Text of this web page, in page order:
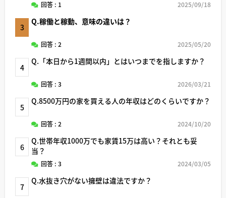
回答 : 1 2025/09/18
3
Q.稼働と稼動、意味の違いは？
回答 : 2 2025/05/20
4
Q.「本日から1週間以内」とはいつまでを指しますか？
回答 : 3 2026/03/21
5
Q.8500万円の家を買える人の年収はどのくらいですか？
回答 : 2 2024/10/20
6
Q.世帯年収1000万でも家賃15万は高い？それとも妥
当？
回答 : 3 2024/03/05
7
Q.水抜き穴がない擁壁は違法ですか？